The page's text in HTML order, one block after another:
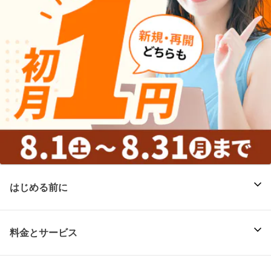
はじめる前に
料金とサービス